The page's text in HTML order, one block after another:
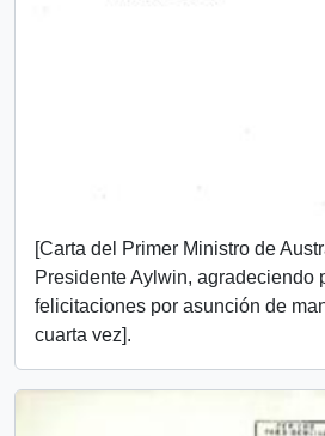
[Carta del Primer Ministro de
Presidente Aylwin, agradeciendo
felicitaciones por asunción de
cuarta vez].